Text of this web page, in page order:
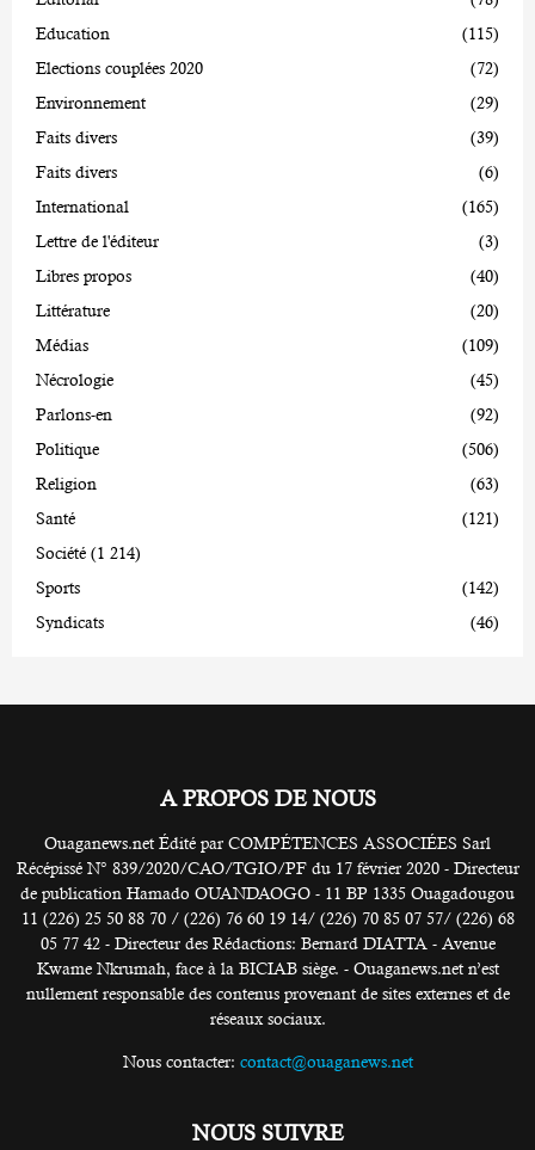
Education
(115)
Elections couplées 2020
(72)
Environnement
(29)
Faits divers
(39)
Faits divers
(6)
International
(165)
Lettre de l'éditeur
(3)
Libres propos
(40)
Littérature
(20)
Médias
(109)
Nécrologie
(45)
Parlons-en
(92)
Politique
(506)
Religion
(63)
Santé
(121)
Société (1 214)
Sports
(142)
Syndicats
(46)
A PROPOS DE NOUS
Ouaganews.net Édité par COMPÉTENCES ASSOCIÉES Sarl
Récépissé N° 839/2020/CAO/TGIO/PF du 17 février 2020 - Directeur
de publication Hamado OUANDAOGO - 11 BP 1335 Ouagadougou
11 (226) 25 50 88 70 / (226) 76 60 19 14/ (226) 70 85 07 57/ (226) 68
05 77 42 - Directeur des Rédactions: Bernard DIATTA - Avenue
Kwame Nkrumah, face à la BICIAB siège. - Ouaganews.net n’est
nullement responsable des contenus provenant de sites externes et de
réseaux sociaux.
Nous contacter: contact@ouaganews.net
NOUS SUIVRE